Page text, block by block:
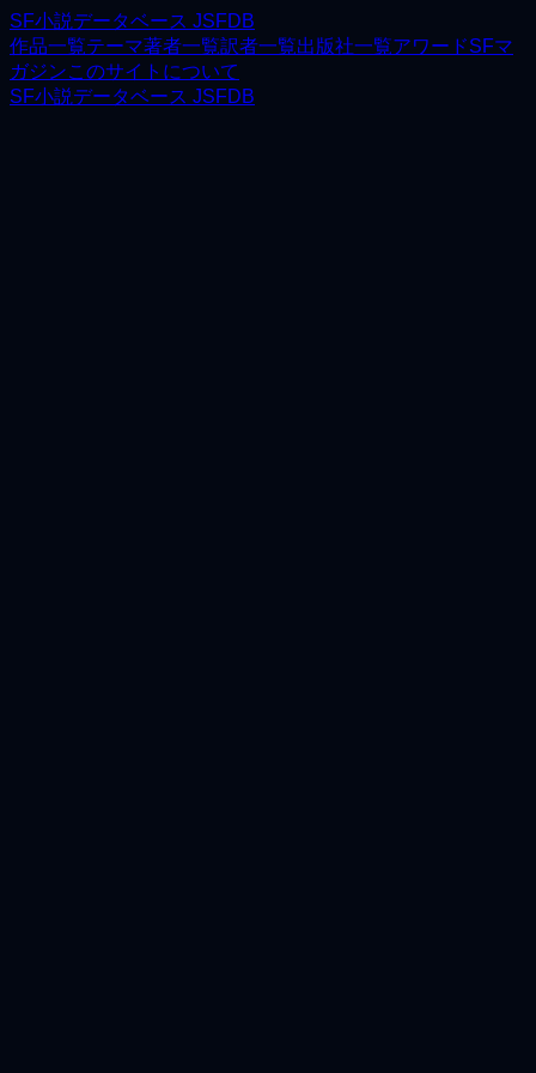
SF小説データベース JSFDB
作品一覧テーマ著者一覧訳者一覧出版社一覧アワードSFマ
ガジンこのサイトについて
SF小説データベース JSFDB